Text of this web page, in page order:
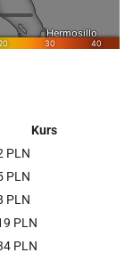
Kurs
PLN
PLN
PLN
PLN
PLN